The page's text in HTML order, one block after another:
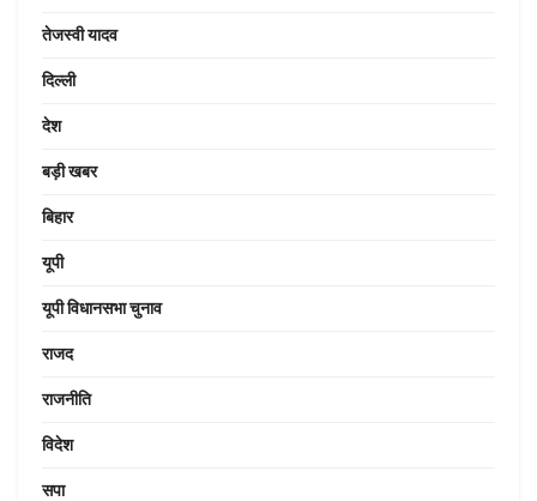
तेजस्वी यादव
दिल्ली
देश
बड़ी खबर
बिहार
यूपी
यूपी विधानसभा चुनाव
राजद
राजनीति
विदेश
सपा